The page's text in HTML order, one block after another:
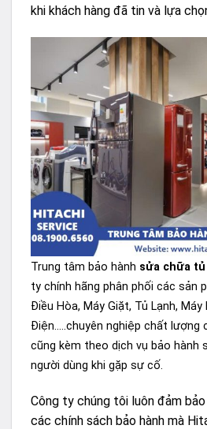
khi khách hàng đã tin và lựa
Trung tâm bảo hành sửa chữa
ty chính hãng phân phối các sản
Điều Hòa, Máy Giặt, Tủ Lạnh,
Điện…..chuyên nghiệp chất lượng
cũng kèm theo dịch vụ bảo hành
người dùng khi gặp sự cố.
Công ty chúng tôi luôn đảm
các chính sách bảo hành mà